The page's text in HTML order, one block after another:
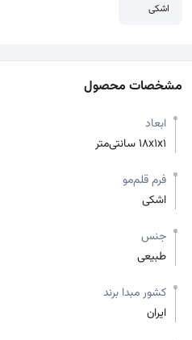
اشکی
مشخصات محصول
ابعاد
18x1x1 سانتی‌متر
فرم قلم‌مو
اشکی
جنس
طبیعی
کشور مبدا برند
ایران